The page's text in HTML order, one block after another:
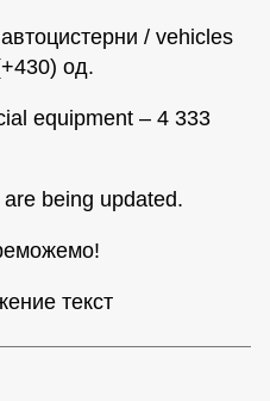
/ vehicles
од.
equipment – 4 333
being updated.